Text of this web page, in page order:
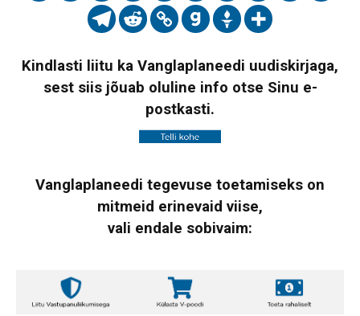
Kindlasti liitu ka Vanglaplaneedi uudiskirjaga,
sest siis jõuab oluline info otse Sinu e-
postkasti.
Vanglaplaneedi tegevuse toetamiseks on
mitmeid erinevaid viise,
vali endale sobivaim: